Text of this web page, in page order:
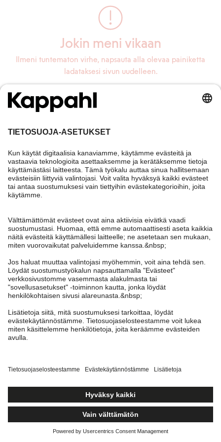
Jokin meni vikaan
Ilmeni tuntematon virhe, napsauta alla olevaa painiketta
ladataksesi sivun uudelleen.
Lataa sivu uudelleen